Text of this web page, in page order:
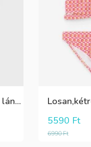
Pink,vállon fodros csini lány kötött póló
6990Ft
5590 Ft